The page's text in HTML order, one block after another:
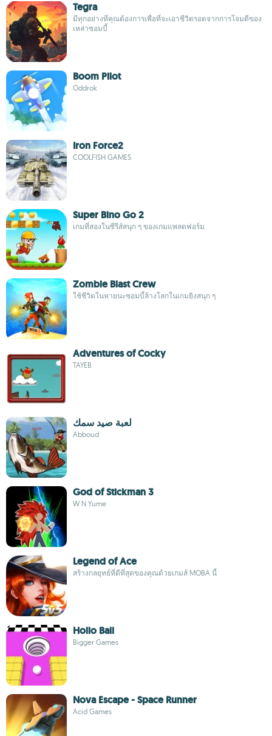
Tegra
มีทุกอย่างที่คุณต้องการเพื่อที่จะเอาชีวิตรอดจากการโจมตีของ
เหล่าซอมบี้
Boom Pilot
Oddrok
Iron Force2
COOLFISH GAMES
Super Bino Go 2
เกมที่สองในซีรีส์สนุก ๆ ของเกมแพลตฟอร์ม
Zombie Blast Crew
ใช้ชีวิตในหายนะซอมบี้ล้างโลกในเกมยิงสนุก ๆ
Adventures of Cocky
TAYEB
لعبة صيد سمك
Abboud
God of Stickman 3
W N Yume
Legend of Ace
สร้างกลยุทธ์ที่ดีที่สุดของคุณด้วยเกมส์ MOBA นี้
Hollo Ball
Bigger Games
Nova Escape - Space Runner
Acid Games